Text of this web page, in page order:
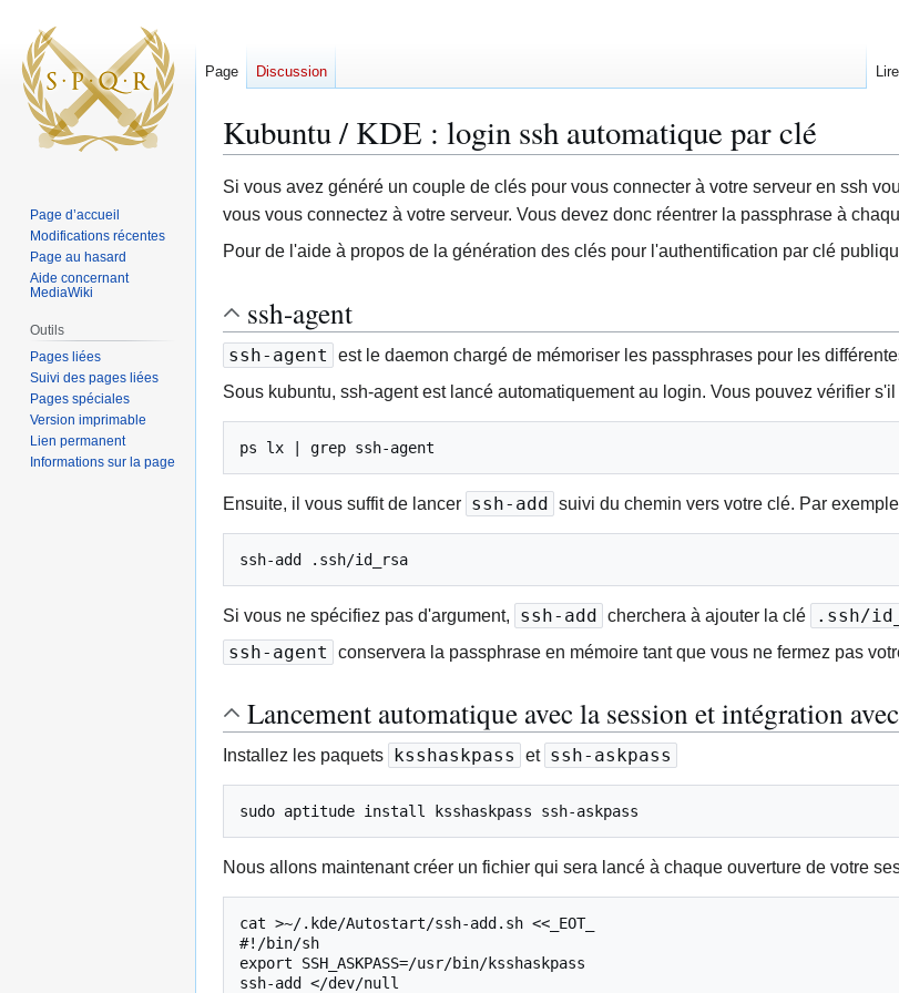
Kubuntu / KDE : login ssh automatique par clé
Aller
à
navigation
Aller
à
recherche
Si vous avez généré un couple de clés pour vous connecter à votre serveur en ssh
vous vous connectez à votre serveur. Vous devez donc réentrer la passphrase à
Pour de l'aide à propos de la génération des clés pour l'authentification par clé
ssh-agent
ssh-agent
est le daemon chargé de mémoriser les passphrases pour les
Sous kubuntu, ssh-agent est lancé automatiquement au login. Vous pouvez vérifier
ps lx | grep ssh-agent
Ensuite, il vous suffit de lancer ssh-add suivi du chemin vers votre clé. Par
ssh-add .ssh/id_rsa
Si vous ne spécifiez pas d'argument, ssh-add cherchera à ajouter la clé .ssh/
ssh-agent conservera la passphrase en mémoire tant que vous ne fermez pas
Lancement automatique avec la session et intégration
Installez les paquets ksshaskpass et ssh-askpass
sudo aptitude install ksshaskpass ssh-askpass
Nous allons maintenant créer un fichier qui sera lancé à chaque ouverture de votre
cat >~/.kde/Autostart/ssh-add.sh <<_EOT_
#!/bin/sh
export SSH_ASKPASS=/usr/bin/ksshaskpass
ssh-add </dev/null
Page Discussion Lire
Page d’accueil
Modifications récentes
Page au hasard
Aide concernant
MediaWiki
Outils
Pages liées
Suivi des pages liées
Pages spéciales
Version imprimable
Lien permanent
Informations sur la page